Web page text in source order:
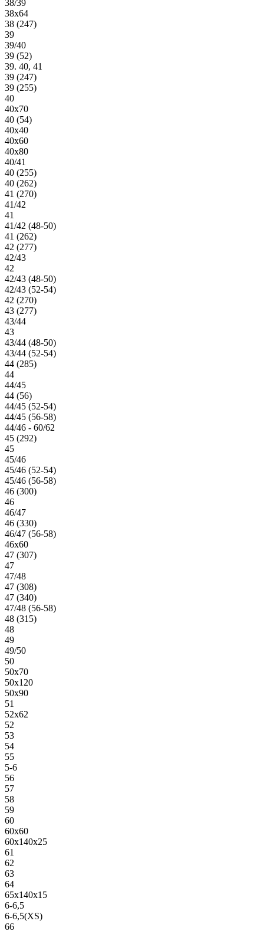
38/39
38х64
38 (247)
39
39/40
39 (52)
39. 40, 41
39 (247)
39 (255)
40
40х70
40 (54)
40х40
40х60
40х80
40/41
40 (255)
40 (262)
41 (270)
41/42
41
41/42 (48-50)
41 (262)
42 (277)
42/43
42
42/43 (48-50)
42/43 (52-54)
42 (270)
43 (277)
43/44
43
43/44 (48-50)
43/44 (52-54)
44 (285)
44
44/45
44 (56)
44/45 (52-54)
44/45 (56-58)
44/46 - 60/62
45 (292)
45
45/46
45/46 (52-54)
45/46 (56-58)
46 (300)
46
46/47
46 (330)
46/47 (56-58)
46х60
47 (307)
47
47/48
47 (308)
47 (340)
47/48 (56-58)
48 (315)
48
49
49/50
50
50х70
50х120
50х90
51
52х62
52
53
54
55
5-6
56
57
58
59
60
60х60
60х140х25
61
62
63
64
65х140х15
6-6,5
6-6,5(XS)
66